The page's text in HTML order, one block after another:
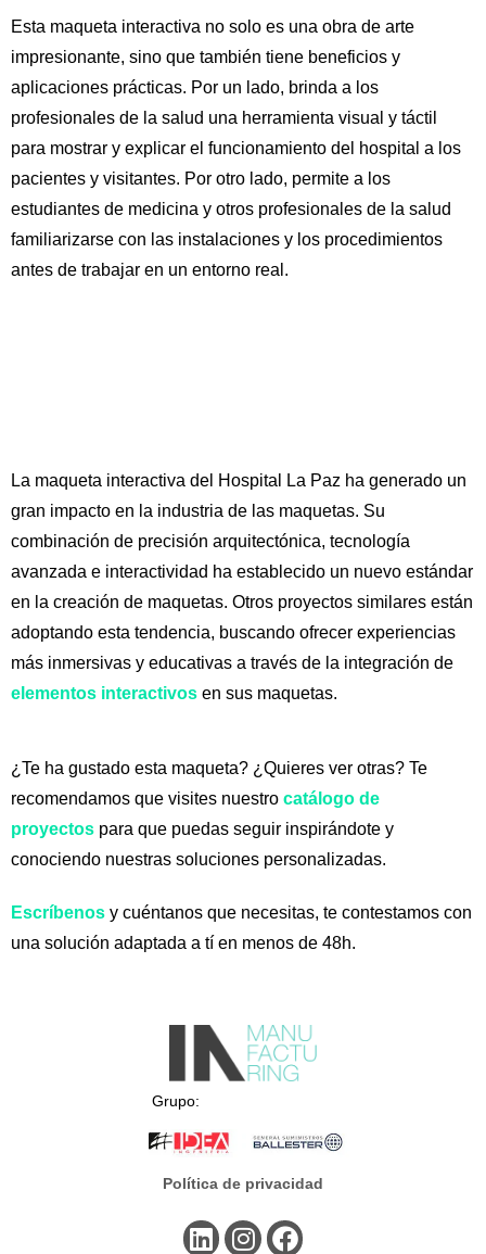
Esta maqueta interactiva no solo es una obra de arte
impresionante, sino que también tiene beneficios y
aplicaciones prácticas. Por un lado, brinda a los
profesionales de la salud una herramienta visual y táctil
para mostrar y explicar el funcionamiento del hospital a los
pacientes y visitantes. Por otro lado, permite a los
estudiantes de medicina y otros profesionales de la salud
familiarizarse con las instalaciones y los procedimientos
antes de trabajar en un entorno real.
La maqueta interactiva del Hospital La Paz ha generado un
gran impacto en la industria de las maquetas. Su
combinación de precisión arquitectónica, tecnología
avanzada e interactividad ha establecido un nuevo estándar
en la creación de maquetas. Otros proyectos similares están
adoptando esta tendencia, buscando ofrecer experiencias
más inmersivas y educativas a través de la integración de
elementos interactivos en sus maquetas.
¿Te ha gustado esta maqueta? ¿Quieres ver otras? Te
recomendamos que visites nuestro catálogo de
proyectos para que puedas seguir inspirándote y
conociendo nuestras soluciones personalizadas.
Escríbenos y cuéntanos que necesitas, te contestamos con
una solución adaptada a tí en menos de 48h.
Grupo:
Política de privacidad